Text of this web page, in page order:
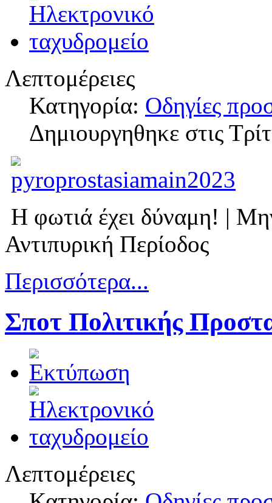
Λεπτομέρειες
Κατηγορία: Οδηγίες
Δημιουργηθηκε στις
Η φωτιά έχει δύναμη! |
Αντιπυρική Περίοδος
Περισσότερα...
Σποτ Πολιτικής
Λεπτομέρειες